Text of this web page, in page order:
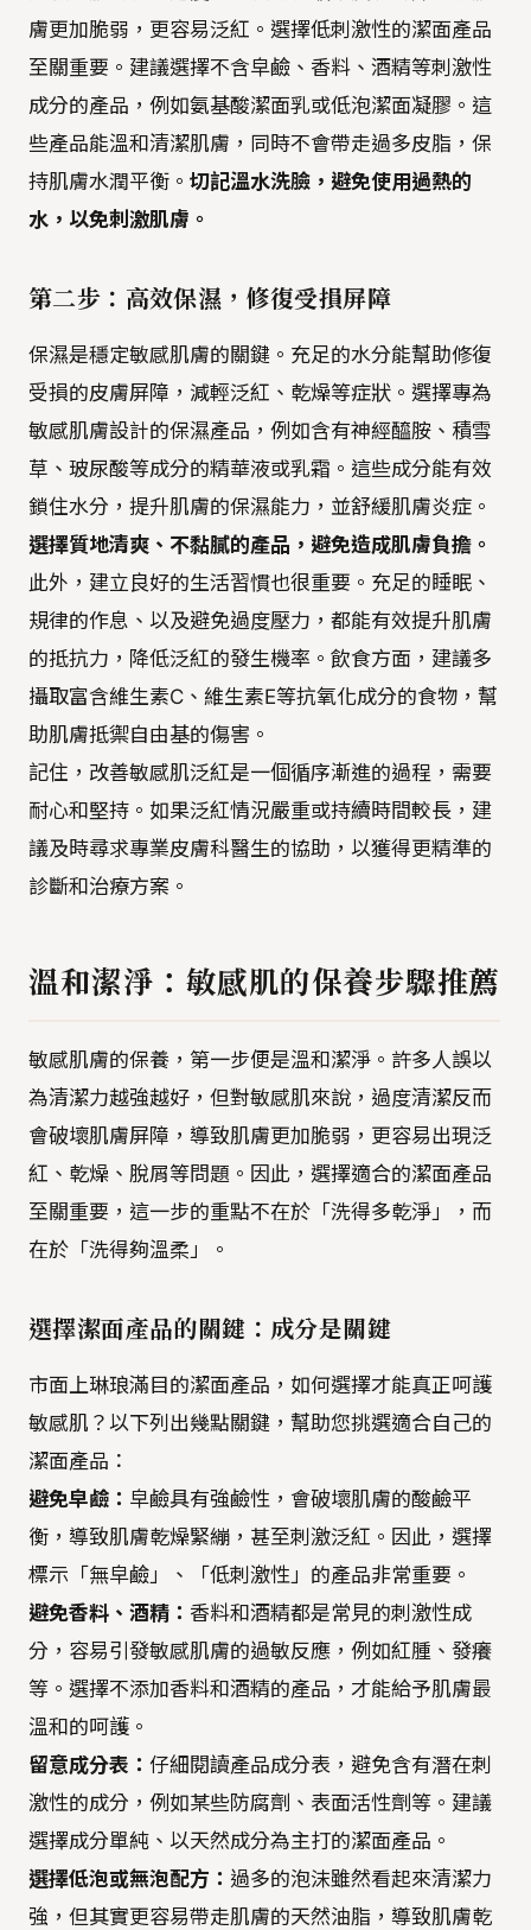
膚更加脆弱，更容易泛紅。選擇低刺激性的潔面產品
至關重要。建議選擇不含皁鹼、香料、酒精等刺激性
成分的產品，例如氨基酸潔面乳或低泡潔面凝膠。這
些產品能溫和清潔肌膚，同時不會帶走過多皮脂，保
持肌膚水潤平衡。 切記溫水洗臉，避免使用過熱的
水，以免刺激肌膚。
第二步：高效保濕，修復受損屏障
保濕是穩定敏感肌膚的關鍵。充足的水分能幫助修復
受損的皮膚屏障，減輕泛紅、乾燥等症狀。選擇專為
敏感肌膚設計的保濕產品，例如含有神經醯胺、積雪
草、玻尿酸等成分的精華液或乳霜。這些成分能有效
鎖住水分，提升肌膚的保濕能力，並舒緩肌膚炎症。
選擇質地清爽、不黏膩的產品，避免造成肌膚負擔。
此外，建立良好的生活習慣也很重要。充足的睡眠、
規律的作息、以及避免過度壓力，都能有效提升肌膚
的抵抗力，降低泛紅的發生機率。飲食方面，建議多
攝取富含維生素C、維生素E等抗氧化成分的食物，幫
助肌膚抵禦自由基的傷害。
記住，改善敏感肌泛紅是一個循序漸進的過程，需要
耐心和堅持。如果泛紅情況嚴重或持續時間較長，建
議及時尋求專業皮膚科醫生的協助，以獲得更精準的
診斷和治療方案。
溫和潔淨：敏感肌的保養步驟推薦
敏感肌膚的保養，第一步便是溫和潔淨。許多人誤以
為清潔力越強越好，但對敏感肌來說，過度清潔反而
會破壞肌膚屏障，導致肌膚更加脆弱，更容易出現泛
紅、乾燥、脫屑等問題。因此，選擇適合的潔面產品
至關重要，這一步的重點不在於「洗得多乾淨」，而
在於「洗得夠溫柔」。
選擇潔面產品的關鍵：成分是關鍵
市面上琳琅滿目的潔面產品，如何選擇才能真正呵護
敏感肌？以下列出幾點關鍵，幫助您挑選適合自己的
潔面產品：
避免皁鹼： 皁鹼具有強鹼性，會破壞肌膚的酸鹼平
衡，導致肌膚乾燥緊繃，甚至刺激泛紅。因此，選擇
標示「無皁鹼」、「低刺激性」的產品非常重要。
避免香料、酒精： 香料和酒精都是常見的刺激性成
分，容易引發敏感肌膚的過敏反應，例如紅腫、發癢
等。選擇不添加香料和酒精的產品，才能給予肌膚最
溫和的呵護。
留意成分表： 仔細閱讀產品成分表，避免含有潛在刺
激性的成分，例如某些防腐劑、表面活性劑等。建議
選擇成分單純、以天然成分為主打的潔面產品。
選擇低泡或無泡配方： 過多的泡沫雖然看起來清潔力
強，但其實更容易帶走肌膚的天然油脂，導致肌膚乾